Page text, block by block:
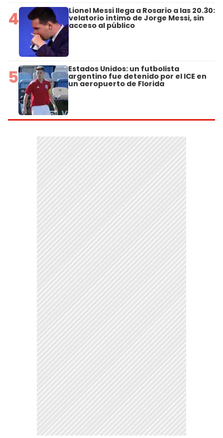
4 Lionel Messi llega a Rosario a las 20.30:
velatorio íntimo de Jorge Messi, sin
acceso al público
5 Estados Unidos: un futbolista
argentino fue detenido por el ICE en
un aeropuerto de Florida